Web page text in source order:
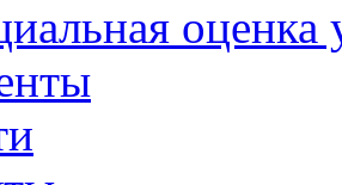
оценка